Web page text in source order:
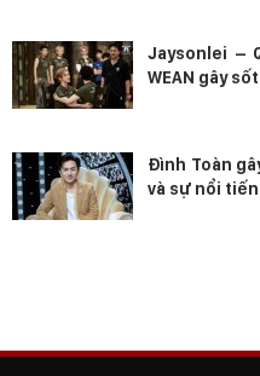
Jaysonlei –
WEAN gây
Đình Toàn
và sự nổi